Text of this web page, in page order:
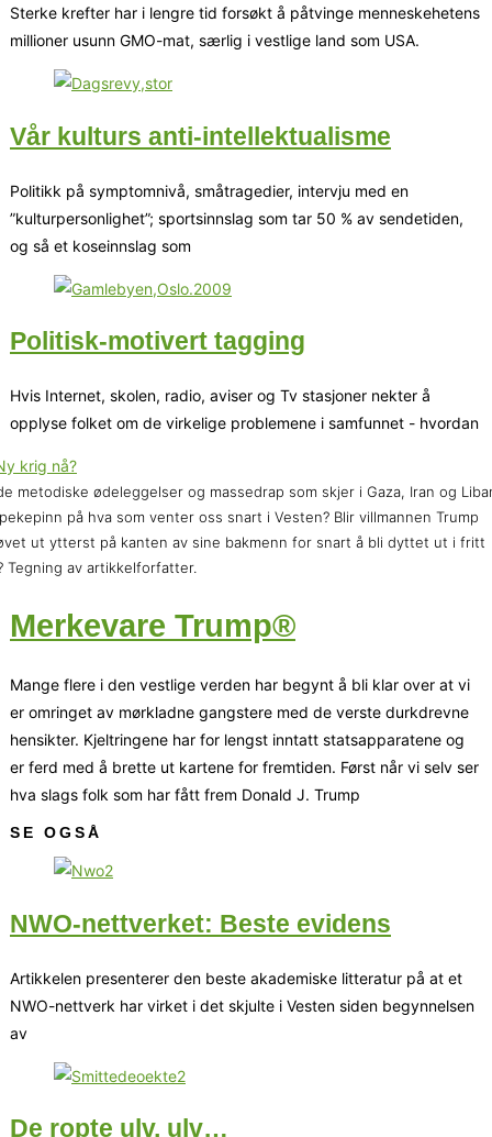
Sterke krefter har i lengre tid forsøkt å påtvinge menneskehetens
millioner usunn GMO-mat, særlig i vestlige land som USA.
Vår kulturs anti-intellektualisme
Politikk på symptomnivå, småtragedier, intervju med en
”kulturpersonlighet”; sportsinnslag som tar 50 % av sendetiden,
og så et koseinnslag som
Politisk-motivert tagging
Hvis Internet, skolen, radio, aviser og Tv stasjoner nekter å
opplyse folket om de virkelige problemene i samfunnet - hvordan
metodiske ødeleggelser og massedrap som skjer i Gaza, Iran og
på hva som venter oss snart i Vesten? Blir villmannen Trump
ut ytterst på kanten av sine bakmenn for snart å bli dyttet ut i fritt
Tegning av artikkelforfatter.
Merkevare Trump®
Mange flere i den vestlige verden har begynt å bli klar over at vi
er omringet av mørkladne gangstere med de verste durkdrevne
hensikter. Kjeltringene har for lengst inntatt statsapparatene og
er ferd med å brette ut kartene for fremtiden. Først når vi selv ser
hva slags folk som har fått frem Donald J. Trump
SE OGSÅ
NWO-nettverket: Beste evidens
Artikkelen presenterer den beste akademiske litteratur på at et
NWO-nettverk har virket i det skjulte i Vesten siden begynnelsen
av
De ropte ulv, ulv…